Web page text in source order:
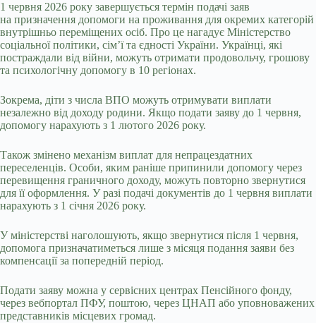
1 червня 2026 року завершується термін подачі заяв
на призначення допомоги на проживання для окремих категорій
внутрішньо переміщених осіб. Про це нагадує Міністерство
соціальної політики, сім’ї та єдності України. Українці, які
постраждали від війни, можуть отримати продовольчу, грошову
та психологічну допомогу в 10 регіонах.
Зокрема, діти з числа ВПО можуть отримувати виплати
незалежно від доходу родини. Якщо подати заяву до 1 червня,
допомогу нарахують з 1 лютого 2026 року.
Також змінено механізм виплат для непрацездатних
переселенців. Особи, яким раніше припинили допомогу через
перевищення граничного доходу, можуть повторно звернутися
для її оформлення. У разі подачі документів до 1 червня виплати
нарахують з 1 січня 2026 року.
У міністерстві наголошують, якщо звернутися після 1 червня,
допомога призначатиметься лише з місяця подання заяви без
компенсації за попередній період.
Подати заяву можна у сервісних центрах Пенсійного фонду,
через вебпортал ПФУ, поштою, через ЦНАП або уповноважених
представників місцевих громад.